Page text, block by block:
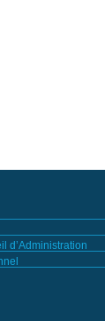
d’Administration